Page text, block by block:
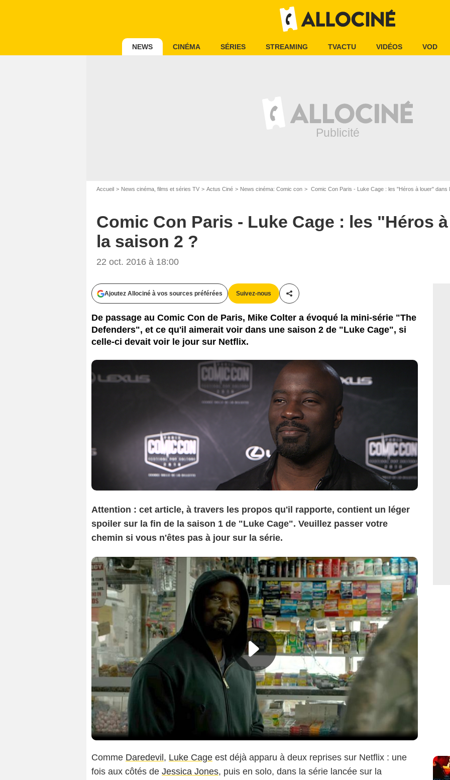
NEWS CINÉMA SÉRIES STREAMING TVACTU VIDÉOS VOD
Accueil News cinéma, films et séries TV Actus Ciné News cinéma: Comic con Comic Con Paris - Luke Cage : les "Héros à louer" dans
Comic Con Paris - Luke Cage : les "Héros
la saison 2 ?
22 oct. 2016 à 18:00
Ajoutez Allociné à vos sources préférées Suivez-nous
Partager cet article
De passage au Comic Con de Paris, Mike Colter a évoqué la mini-série "The
Defenders", et ce qu'il aimerait voir dans une saison 2 de "Luke Cage", si
celle-ci devait voir le jour sur Netflix.
Attention : cet article, à travers les propos qu'il rapporte, contient un léger
spoiler sur la fin de la saison 1 de "Luke Cage". Veuillez passer votre
chemin si vous n'êtes pas à jour sur la série.
Comme Daredevil , Luke Cage est déjà apparu à deux reprises sur Netflix : une
fois aux côtés de Jessica Jones, puis en solo, dans la série lancée sur la